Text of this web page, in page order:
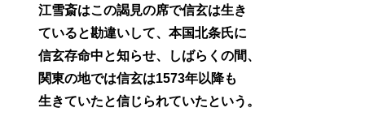
江雪斎はこの謁見の席で信玄は生き
ていると勘違いして、本国北条氏に
信玄存命中と知らせ、しばらくの間、
関東の地では信玄は1573年以降も
生きていたと信じられていたという。